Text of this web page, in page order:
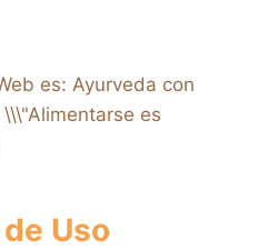
es: Ayurveda con
es
Uso